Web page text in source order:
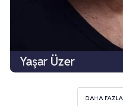
Yaşar Üzer
DAHA FAZLA